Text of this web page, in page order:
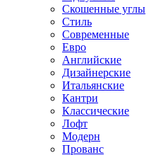
Скошенные углы
Стиль
Современные
Евро
Английские
Дизайнерские
Итальянские
Кантри
Классические
Лофт
Модерн
Прованс